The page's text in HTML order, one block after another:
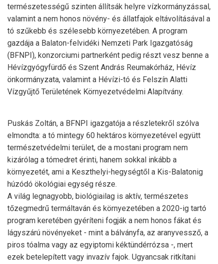
természetességű szinten állítsák helyre vízkormányzással,
valamint a nem honos növény- és állatfajok eltávolításával a
tó szűkebb és szélesebb környezetében. A program
gazdája a Balaton-felvidéki Nemzeti Park Igazgatóság
(BFNPI), konzorciumi partnerként pedig részt vesz benne a
Hévízgyógyfürdő és Szent András Reumakórház, Hévíz
önkormányzata, valamint a Hévízi-tó és Felszín Alatti
Vízgyűjtő Területének Környezetvédelmi Alapítvány.
Puskás Zoltán, a BFNPI igazgatója a részletekről szólva
elmondta: a tó mintegy 60 hektáros környezetével együtt
természetvédelmi terület, de a mostani program nem
kizárólag a tómedret érinti, hanem sokkal inkább a
környezetét, ami a Keszthelyi-hegységtől a Kis-Balatonig
húzódó ökológiai egység része.
A világ legnagyobb, biológiailag is aktív, természetes
tőzegmedrű termáltaván és környezetében a 2020-ig tartó
program keretében gyéríteni fogják a nem honos fákat és
lágyszárú növényeket - mint a bálványfa, az aranyvessző, a
piros tóalma vagy az egyiptomi kéktündérrózsa -, mert
ezek betelepített vagy invazív fajok. Ugyancsak ritkítani